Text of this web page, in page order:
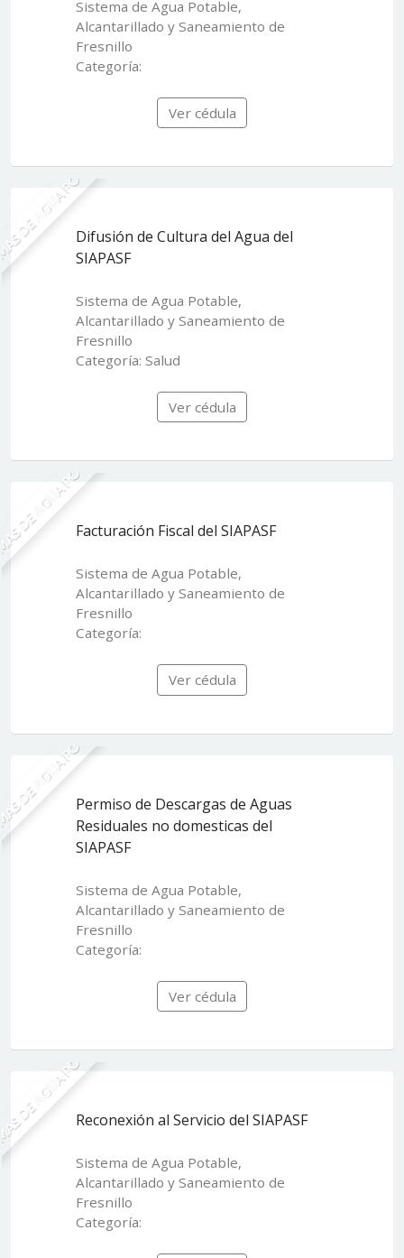
Sistema de Agua Potable,
Alcantarillado y Saneamiento de
Fresnillo
Categoría:
Ver cédula
AGUA POTABLEDifusión de Cultura del Agua del
SIAPASF
Sistema de Agua Potable,
Alcantarillado y Saneamiento de
Fresnillo
Categoría: Salud
Ver cédula
AGUA POTABLEFacturación Fiscal del SIAPASF
Sistema de Agua Potable,
Alcantarillado y Saneamiento de
Fresnillo
Categoría:
Ver cédula
AGUA POTABLEPermiso de Descargas de Aguas
Residuales no domesticas del
SIAPASF
Sistema de Agua Potable,
Alcantarillado y Saneamiento de
Fresnillo
Categoría:
Ver cédula
AGUA POTABLEReconexión al Servicio del SIAPASF
Sistema de Agua Potable,
Alcantarillado y Saneamiento de
Fresnillo
Categoría: